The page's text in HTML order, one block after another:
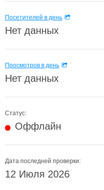
Посетителей в день
Нет данных
Просмотров в день
Нет данных
Статус:
Оффлайн
Дата последней проверки:
12 Июля 2026